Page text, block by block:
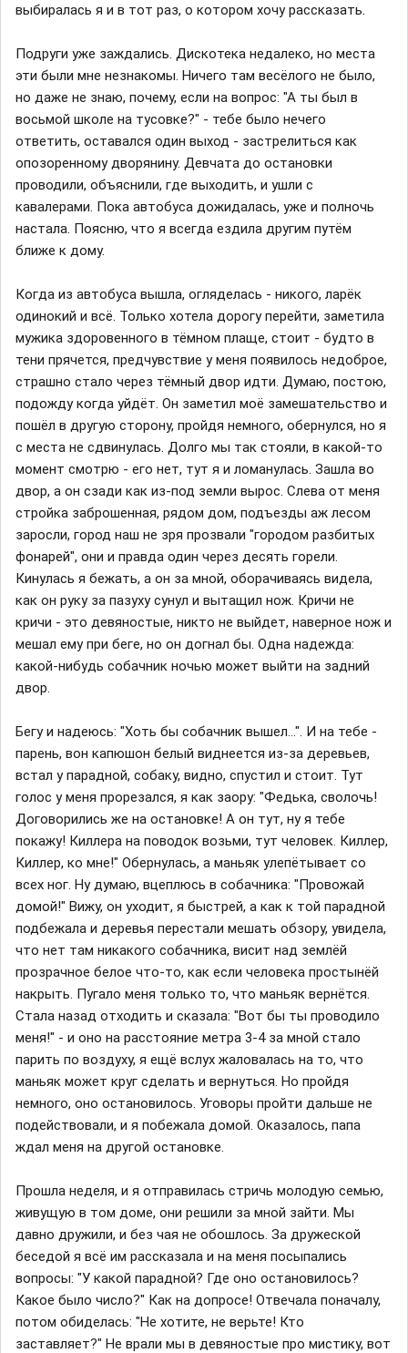
выбиралась я и в тот раз, о котором хочу рассказать.
Подруги уже заждались. Дискотека недалеко, но места
эти были мне незнакомы. Ничего там весёлого не было,
но даже не знаю, почему, если на вопрос: "А ты был в
восьмой школе на тусовке?" - тебе было нечего
ответить, оставался один выход - застрелиться как
опозоренному дворянину. Девчата до остановки
проводили, объяснили, где выходить, и ушли с
кавалерами. Пока автобуса дожидалась, уже и полночь
настала. Поясню, что я всегда ездила другим путём
ближе к дому.
Когда из автобуса вышла, огляделась - никого, ларёк
одинокий и всё. Только хотела дорогу перейти, заметила
мужика здоровенного в тёмном плаще, стоит - будто в
тени прячется, предчувствие у меня появилось недоброе,
страшно стало через тёмный двор идти. Думаю, постою,
подожду когда уйдёт. Он заметил моё замешательство и
пошёл в другую сторону, пройдя немного, обернулся, но я
с места не сдвинулась. Долго мы так стояли, в какой-то
момент смотрю - его нет, тут я и ломанулась. Зашла во
двор, а он сзади как из-под земли вырос. Слева от меня
стройка заброшенная, рядом дом, подъезды аж лесом
заросли, город наш не зря прозвали "городом разбитых
фонарей", они и правда один через десять горели.
Кинулась я бежать, а он за мной, оборачиваясь видела,
как он руку за пазуху сунул и вытащил нож. Кричи не
кричи - это девяностые, никто не выйдет, наверное нож и
мешал ему при беге, но он догнал бы. Одна надежда:
какой-нибудь собачник ночью может выйти на задний
двор.
Бегу и надеюсь: "Хоть бы собачник вышел...". И на тебе -
парень, вон капюшон белый виднеется из-за деревьев,
встал у парадной, собаку, видно, спустил и стоит. Тут
голос у меня прорезался, я как заору: "Федька, сволочь!
Договорились же на остановке! А он тут, ну я тебе
покажу! Киллера на поводок возьми, тут человек. Киллер,
Киллер, ко мне!" Обернулась, а маньяк улепётывает со
всех ног. Ну думаю, вцеплюсь в собачника: "Провожай
домой!" Вижу, он уходит, я быстрей, а как к той парадной
подбежала и деревья перестали мешать обзору, увидела,
что нет там никакого собачника, висит над землёй
прозрачное белое что-то, как если человека простынёй
накрыть. Пугало меня только то, что маньяк вернётся.
Стала назад отходить и сказала: "Вот бы ты проводило
меня!" - и оно на расстояние метра 3-4 за мной стало
парить по воздуху, я ещё вслух жаловалась на то, что
маньяк может круг сделать и вернуться. Но пройдя
немного, оно остановилось. Уговоры пройти дальше не
подействовали, и я побежала домой. Оказалось, папа
ждал меня на другой остановке.
Прошла неделя, и я отправилась стричь молодую семью,
живущую в том доме, они решили за мной зайти. Мы
давно дружили, и без чая не обошлось. За дружеской
беседой я всё им рассказала и на меня посыпались
вопросы: "У какой парадной? Где оно остановилось?
Какое было число?" Как на допросе! Отвечала поначалу,
потом обиделась: "Не хотите, не верьте! Кто
заставляет?" Не врали мы в девяностые про мистику, вот